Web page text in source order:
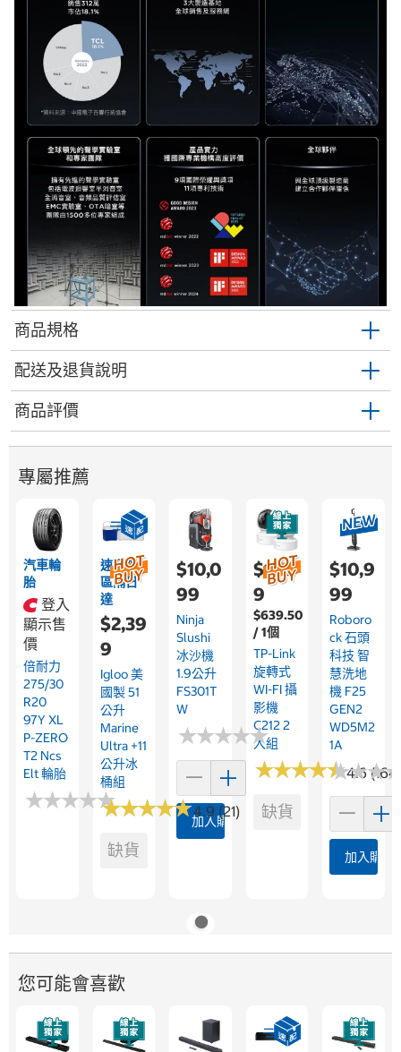
商品規格
配送及退貨說明
商品評價
專屬推薦
汽車輪
胎
登入
顯示售
價
倍耐力
275/30
R20
97Y XL
P-ZERO
T2 Ncs
Elt 輪胎
★★★★★
★★★★★
速配限
區隔日
達
$2,39
9
Igloo 美
國製 51
公升
Marine
Ultra +11
公升冰
桶組
★★★★★
★★★★★4.9 (21)
缺貨
$10,0
99
Ninja
Slushi
冰沙機
1.9公升
FS301T
W
★★★★★
★★★★★
加入購物車
$1,59
9
$639.50
/ 1個
TP-Link
旋轉式
WI-FI 攝
影機
C212 2
入組
★★★★★
★★★★★4.6 (164)
缺貨
$10,9
99
Roboro
Ck 石頭
科技 智
慧洗地
機 F25
GEN2
WD5M2
1A
★★★
★★★
加入購物
您可能會喜歡